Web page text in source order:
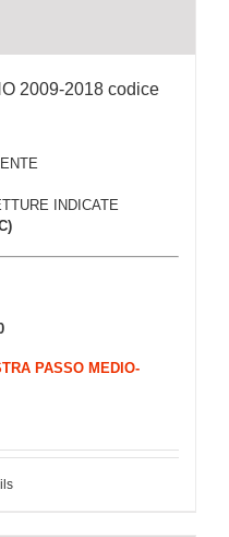
2009-2018 codice
INDICATE
PASSO MEDIO-